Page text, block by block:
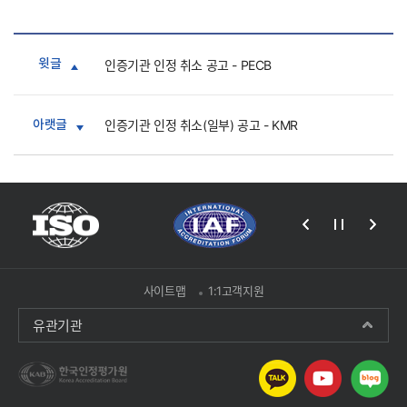
윗글 인증기관 인정 취소 공고 - PECB
아랫글 인증기관 인정 취소(일부) 공고 - KMR
사이트맵 1:1고객지원
유관기관